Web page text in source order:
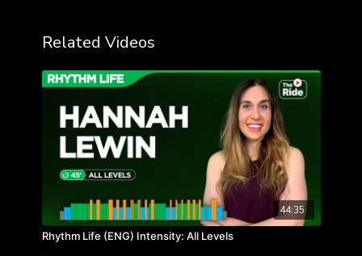
Related Videos
44:35
Rhythm Life (ENG) Intensity: All Levels